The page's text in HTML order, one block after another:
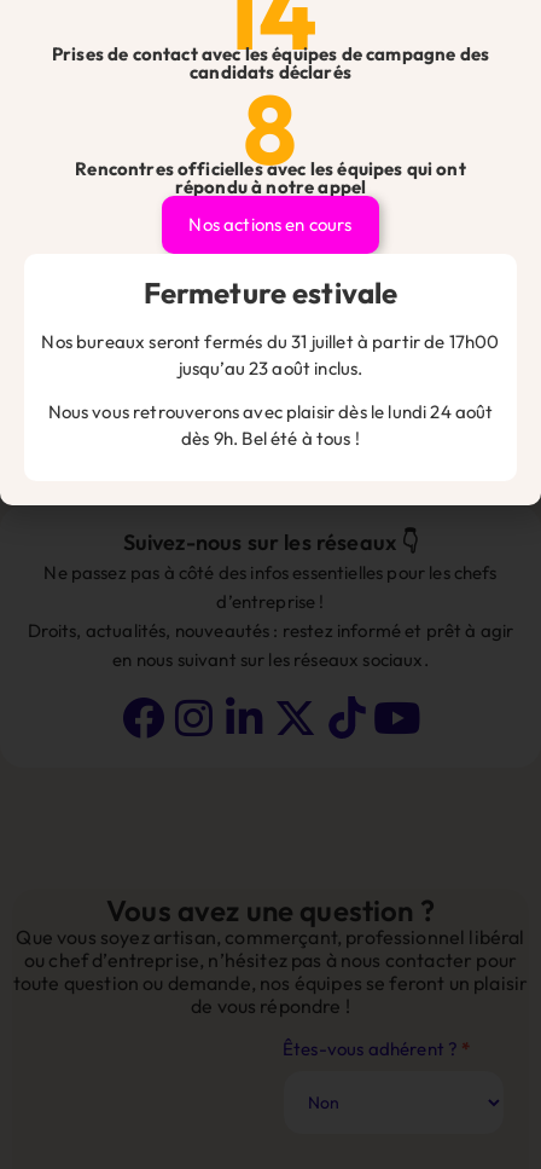
Enregistrer mon nom, mon e-mail et mon site dans le
navigateur pour mon prochain commentaire.
Suivez-nous sur les réseaux 👇
Ne passez pas à côté des infos essentielles pour les chefs
d’entreprise !
Droits, actualités, nouveautés : restez informé et prêt à agir
en nous suivant sur les réseaux sociaux.
Vous avez une question ?
Que vous soyez artisan, commerçant, professionnel libéral
ou chef d’entreprise, n’hésitez pas à nous contacter pour
toute question ou demande, nos équipes se feront un plaisir
de vous répondre !
Contact
Web
Êtes-vous adhérent ? *
Prises de contact avec les équipes de campagne des
candidats déclarés
8
Rencontres officielles avec les équipes qui ont
répondu à notre appel
Nos actions en cours
Fermeture estivale
Nos bureaux seront fermés du 31 juillet à partir de 17h00
jusqu’au 23 août inclus.
Nous vous retrouverons avec plaisir dès le lundi 24 août
dès 9h. Bel été à tous !